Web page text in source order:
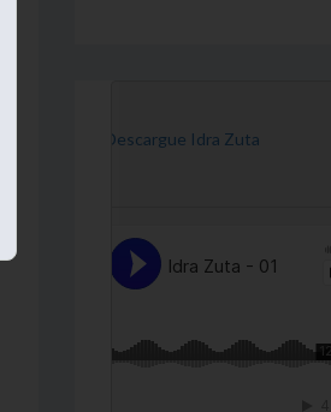
[Descargue Idra Zuta